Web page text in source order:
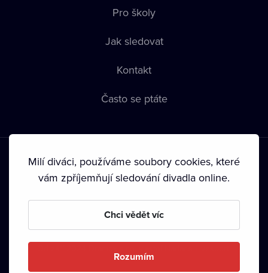
Pro školy
Jak sledovat
Kontakt
Často se ptáte
Podmínky používání • Ochrana soukromí • Zásady používání
• Autorská práva•
Milí diváci, používáme soubory cookies, které
vám zpříjemňují sledování divadla online.
Chci vědět víc
Rozumím